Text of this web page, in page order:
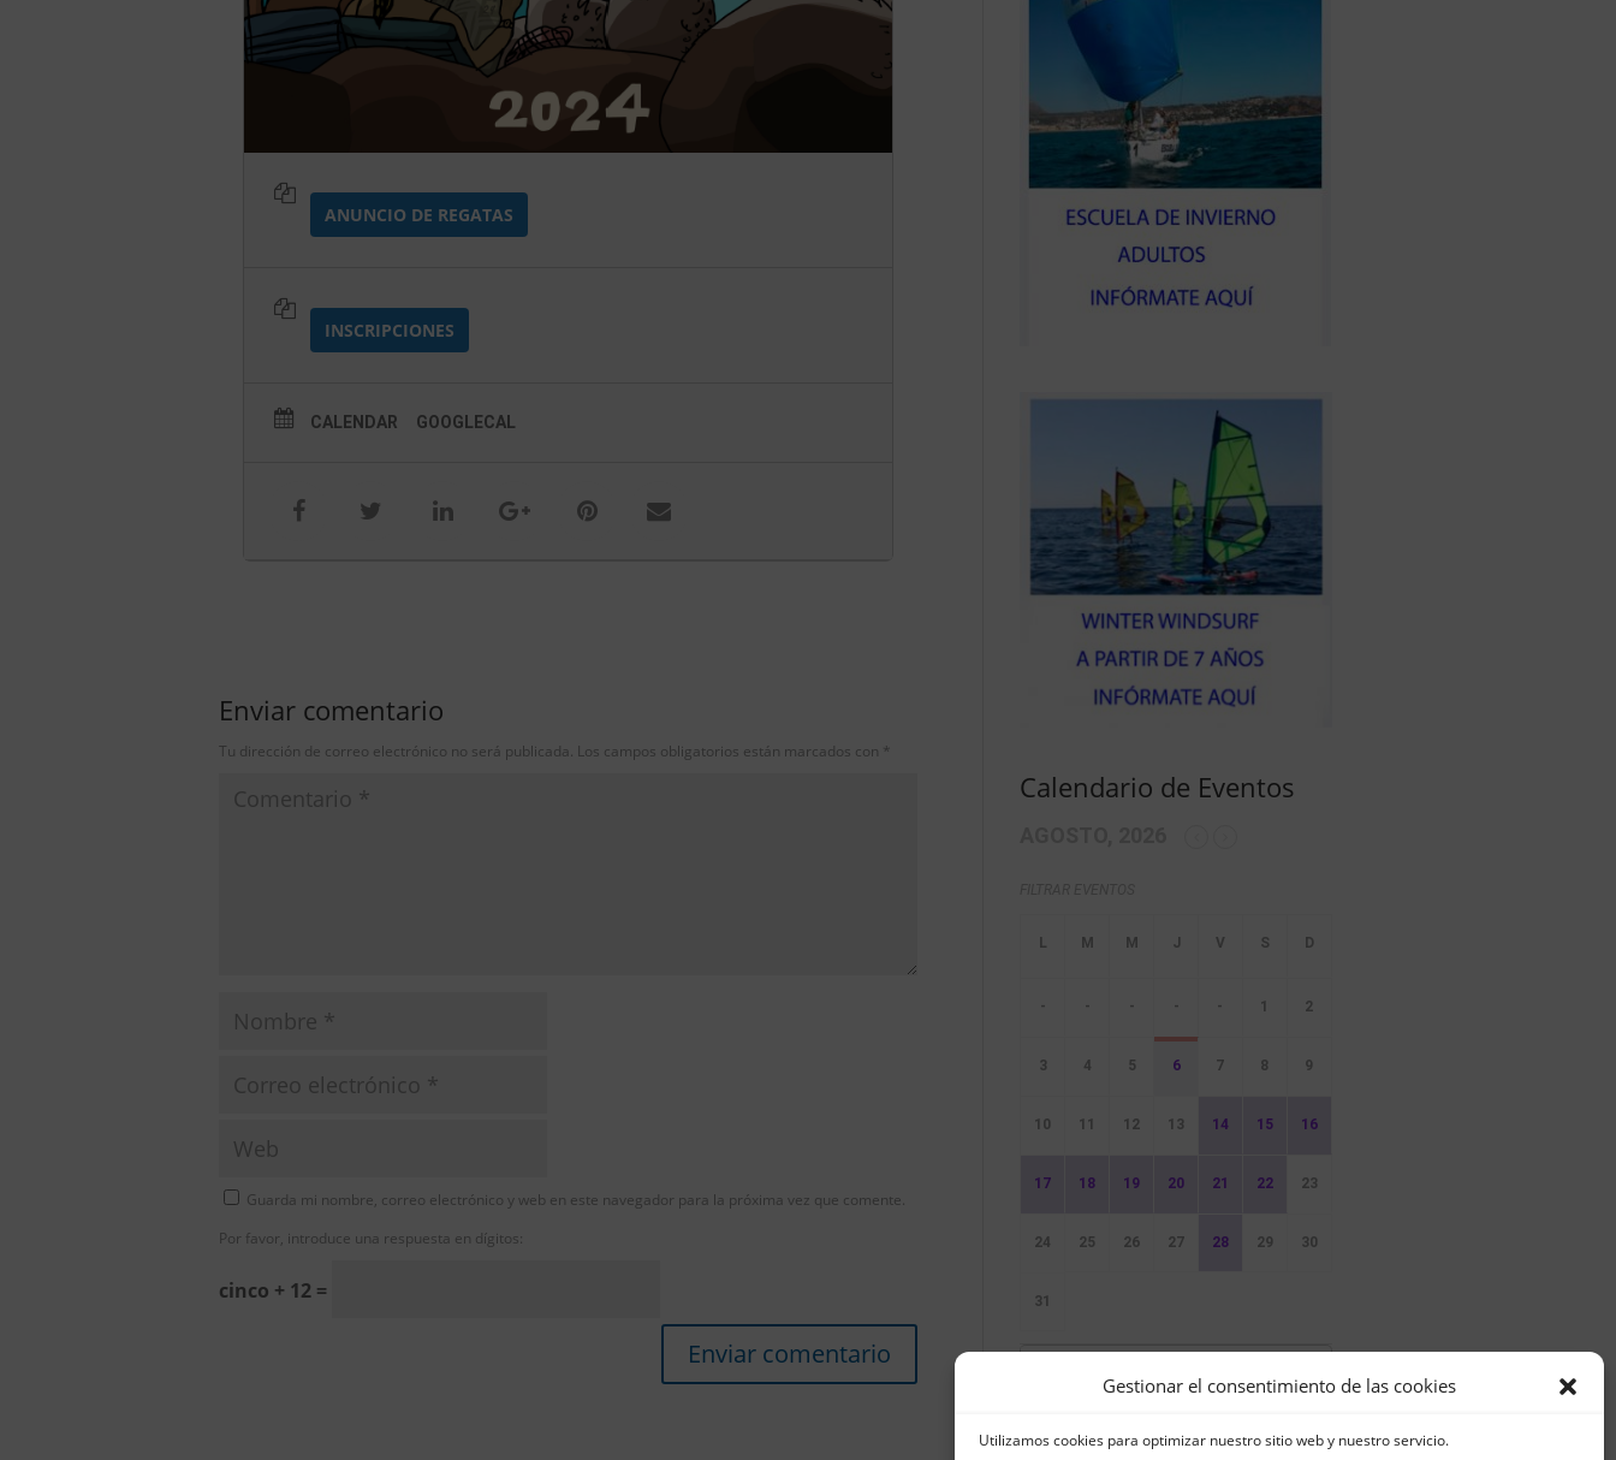
Gestionar el consentimiento de las cookies
Utilizamos cookies para optimizar nuestro sitio web y nuestro servicio.
ANUNCIO DE REGATAS
INSCRIPCIONES
CALENDAR GOOGLECAL
Enviar comentario
Tu dirección de correo electrónico no será publicada. Los campos obligatorios están marcados con *
Guarda mi nombre, correo electrónico y web en este navegador para la próxima vez que comente.
Por favor, introduce una respuesta en dígitos:
cinco + 12 =
Calendario de Eventos
- - - - - 1 2
3 4 5 6 7 8 9
10 11 12 13 14 15 16
17 18 19 20 21 22 23
24 25 26 27 28 29 30
31